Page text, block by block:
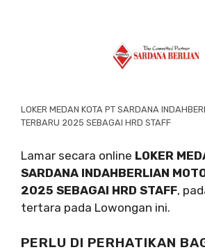
LOKER MEDAN KOTA PT SARDANA
TERBARU 2025 SEBAGAI HRD STAFF
Lamar secara online LOKER
SARDANA INDAHBERLIAN
2025 SEBAGAI HRD STAFF,
tertara pada Lowongan ini.
PERLU DI PERHATIKAN